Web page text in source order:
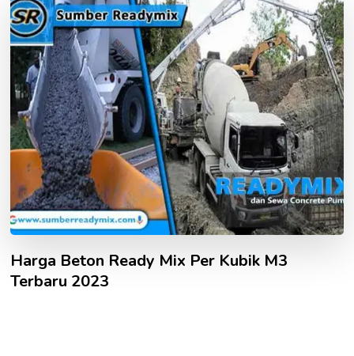
Harga Beton Ready Mix Per Kubik M3
Terbaru 2023